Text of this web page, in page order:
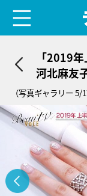
「2019
河北麻友
（写真ギャラリー 5/